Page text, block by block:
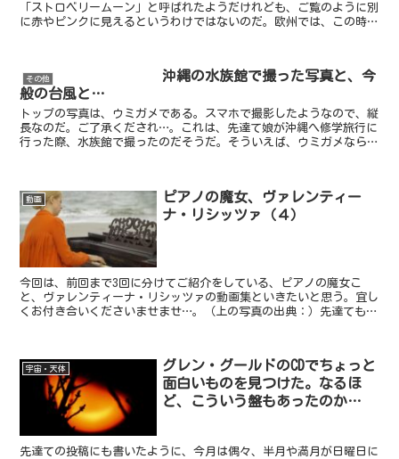
「ストロベリームーン」と呼ばれたようだけれども、ご覧のように別
に赤やピンクに見えるというわけではないのだ。欧州では、この時季
その他
沖縄の水族館で撮った写真と、今
般の台風と…
トップの写真は、ウミガメである。スマホで撮影したようなので、縦
長なのだ。ご了承くだされ…。これは、先達て娘が沖縄へ修学旅行に
行った際、水族館で撮ったのだそうだ。そういえば、ウミガメなら
動画
ピアノの魔女、ヴァレンティー
ナ・リシッツァ（４）
今回は、前回まで3回に分けてご紹介をしている、ピアノの魔女こ
と、ヴァレンティーナ・リシッツァの動画集といきたいと思う。宜し
くお付き合いくださいませませ…。（上の写真の出典：）先達ても書
宇宙・天体
グレン・グールドのCDでちょっと
面白いものを見つけた。なるほ
ど、こういう盤もあったのか…
先達ての投稿にも書いたように、今月は偶々、半月や満月が日曜日に